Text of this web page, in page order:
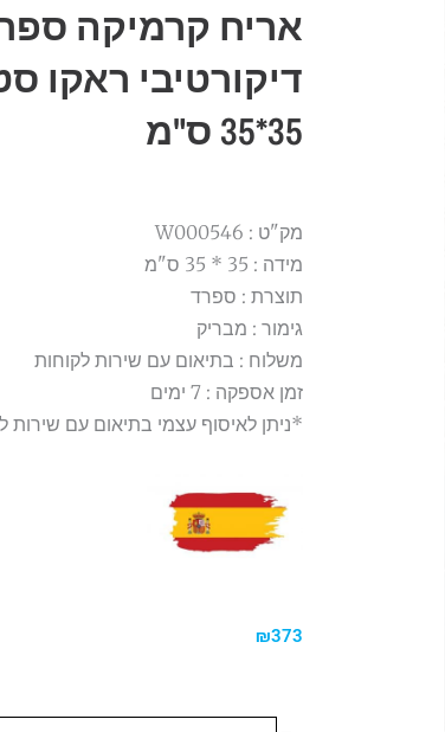
אריח קרמיקה
דיקורטיבי ראקו
35*35 ס"מ
מק"ט : W000546
מידה : 35 * 35 ס"מ
תוצרת : ספרד
גימור : מבריק
משלוח : בתיאום עם שירות לקוחות
זמן אספקה : 7 ימים
*ניתן לאיסוף עצמי בתיאום עם שירות
₪373